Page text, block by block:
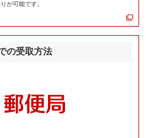
が可能です。
の受取方法